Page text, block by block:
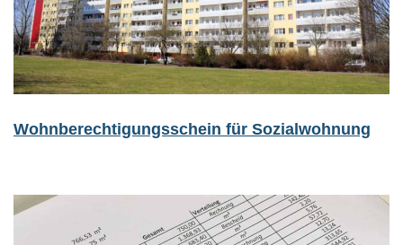
Wohnberechtigungsschein für Sozialwohnung